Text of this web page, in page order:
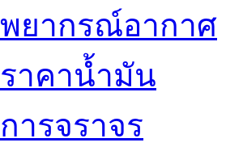
พยากรณ์อากาศ
ราคาน้ำมัน
การจราจร